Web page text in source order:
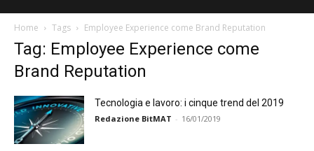
Home Tags Employee Experience come Brand Reputation
Tag: Employee Experience come
Brand Reputation
Tecnologia e lavoro: i cinque trend del 2019
Redazione BitMAT - 16/01/2019